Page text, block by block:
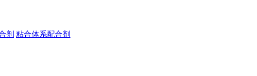
剂 粘合体系配合剂